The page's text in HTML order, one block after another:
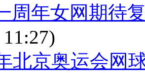
周年女网期待
北京奥运会网